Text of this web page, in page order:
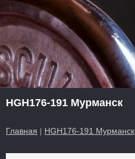
HGH176-191 Мурманск
Главная | HGH176-191 Мурманск